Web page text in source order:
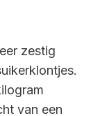
zestig
van een